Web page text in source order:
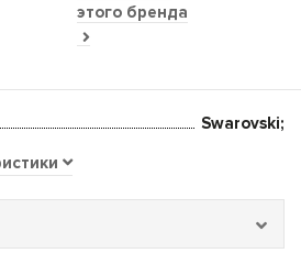
этого бренда
Swarovski;